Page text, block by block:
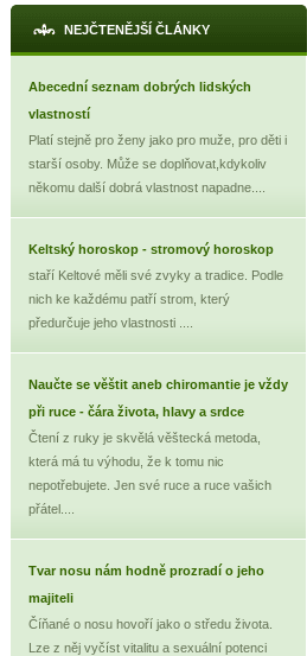
NEJČTENĚJŠÍ ČLÁNKY
Abecední seznam dobrých lidských
vlastností
Platí stejně pro ženy jako pro muže, pro děti i
starší osoby. Může se doplňovat,kdykoliv
někomu další dobrá vlastnost napadne....
Keltský horoskop - stromový horoskop
staří Keltové měli své zvyky a tradice. Podle
nich ke každému patří strom, který
předurčuje jeho vlastnosti ....
Naučte se věštit aneb chiromantie je vždy
při ruce - čára života, hlavy a srdce
Čtení z ruky je skvělá věštecká metoda,
která má tu výhodu, že k tomu nic
nepotřebujete. Jen své ruce a ruce vašich
přátel....
Tvar nosu nám hodně prozradí o jeho
majiteli
Číňané o nosu hovoří jako o středu života.
Lze z něj vyčíst vitalitu a sexuální potenci